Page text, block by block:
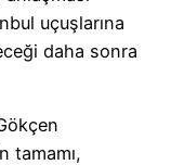
uçuşlarına
daha sonra
tamamı,